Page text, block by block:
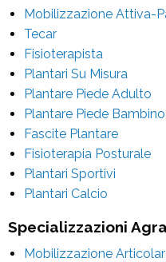
Mobilizzazione Attiva-
Tecar
Fisioterapista
Plantari Su Misura
Plantare Piede Adulto
Plantare Piede Bambino
Fascite Plantare
Fisioterapia Posturale
Plantari Sportivi
Plantari Calcio
Specializzazioni
Mobilizzazione